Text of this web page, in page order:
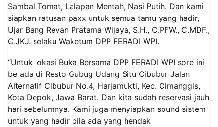
Sambal Tomat, Lalapan Mentah, Nasi Putih. Dan kami
siapkan ratusan paxx untuk semua tamu yang hadir,
Ujar Bang Revan Pratama Wijaya, S.H., C.PFW., C.MDF.,
C.JKJ. selaku Waketum DPP FERADI WPI.
“Untuk lokasi Buka Bersama DPP FERADI WPI sore ini
berada di Resto Gubug Udang Situ Cibubur Jalan
Alternatif Cibubur No.4, Harjamukti, Kec. Cimanggis,
Kota Depok, Jawa Barat. Dan kita sudah reservasi jauh
hari sebelumnya. Kami juga menyiapkan sound sistem
untuk yang hadir bila ada yang hendak